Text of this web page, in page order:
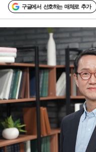
구글에서 선호하는 매체로 추가